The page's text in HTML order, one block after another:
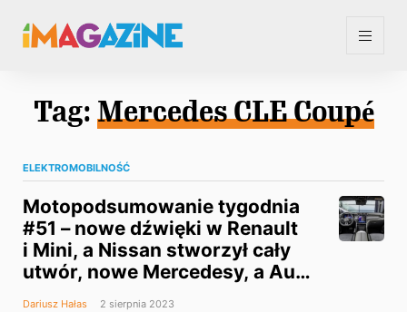
Tag: Mercedes CLE Coupé
ELEKTROMOBILNOŚĆ
Motopodsumowanie tygodnia
#51 – nowe dźwięki w Renault
i Mini, a Nissan stworzył cały
utwór, nowe Mercedesy, a Audi
wreszcie ma YouTube’a
Dariusz Hałas 2 sierpnia 2023